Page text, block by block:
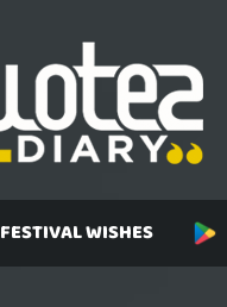
FESTIVAL WISHES